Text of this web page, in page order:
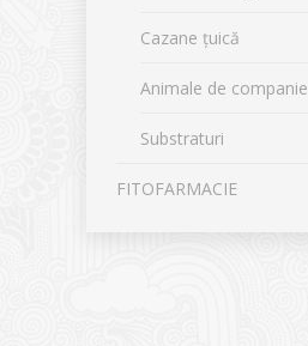
Cazane țuică
Animale de companie
Substraturi
FITOFARMACIE